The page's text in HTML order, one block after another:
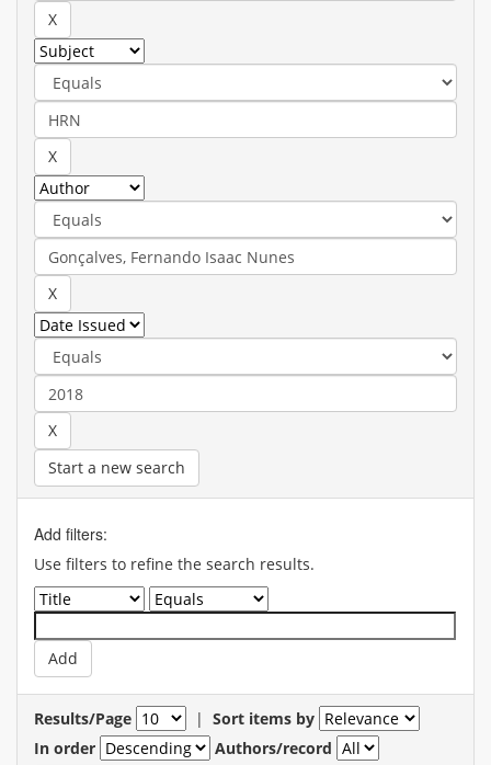
Start a new search
Add filters:
Use filters to refine the search results.
Results/Page | Sort items by
In order
Authors/record